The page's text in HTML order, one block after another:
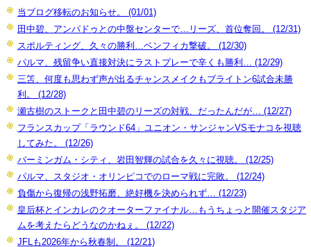
当ブログ移転のお知らせ。 (01/01)
田中碧、アンパドゥとの中盤センターで…リーズ、首位奪回。 (12/31)
スポルティング、久々の勝利…ベンフィカ撃破。 (12/30)
パルマ、残留争い直接対決にラストプレーで辛くも勝利… (12/29)
三笘、何度も思わず声が出るチャンスメイクもブライトン6試合未勝
利。 (12/28)
瀬古樹のストークと田中碧のリーズの対戦、だったんだが… (12/27)
フランスカップ「ラウンド64」ユニオン・サンジャンVSモナコを視聴
してみた。 (12/26)
バーミンガム・シティ、岩田智輝の試合を久々に視聴。 (12/25)
パルマ、スタジオ・オリンピコでのローマ戦に完敗。 (12/24)
負傷から復帰の浅野拓磨、絶好機を決められず… (12/23)
皇后杯とインカレのクオーターファイナル…もうちょっと開催スタジア
ムを考えたらどうなのかねぇ。 (12/22)
JFLも2026年から秋春制。 (12/21)